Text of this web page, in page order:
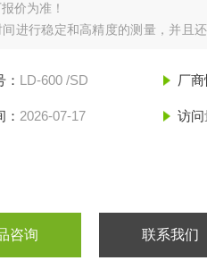
价为准！
进行稳定和高精度的测量，并且
分制成薄壁安装结构，可以将其
LD-600 /SD 厂商
2026-07-17 访问
咨询 联系我们